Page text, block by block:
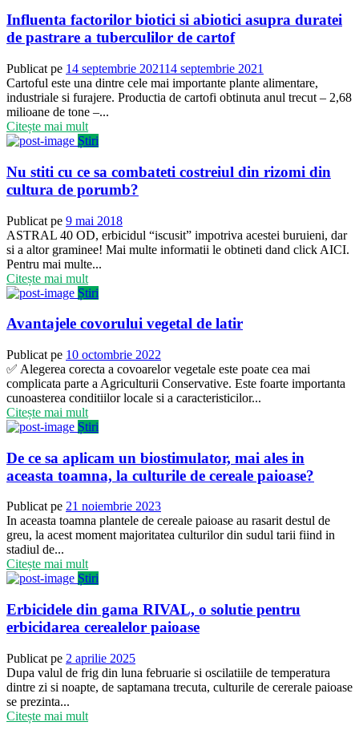
Influenta factorilor biotici si abiotici asupra duratei
de pastrare a tuberculilor de cartof
Publicat pe 14 septembrie 202114 septembrie 2021
Cartoful este una dintre cele mai importante plante alimentare,
industriale si furajere. Productia de cartofi obtinuta anul trecut – 2,68
milioane de tone –...
Citește mai mult
Știri
Nu stiti cu ce sa combateti costreiul din rizomi din
cultura de porumb?
Publicat pe 9 mai 2018
ASTRAL 40 OD, erbicidul “iscusit” impotriva acestei buruieni, dar
si a altor graminee! Mai multe informatii le obtineti dand click AICI.
Pentru mai multe...
Citește mai mult
Știri
Avantajele covorului vegetal de latir
Publicat pe 10 octombrie 2022
✅ Alegerea corecta a covoarelor vegetale este poate cea mai
complicata parte a Agriculturii Conservative. Este foarte importanta
cunoasterea conditiilor locale si a caracteristicilor...
Citește mai mult
Știri
De ce sa aplicam un biostimulator, mai ales in
aceasta toamna, la culturile de cereale paioase?
Publicat pe 21 noiembrie 2023
In aceasta toamna plantele de cereale paioase au rasarit destul de
greu, la acest moment majoritatea culturilor din sudul tarii fiind in
stadiul de...
Citește mai mult
Știri
Erbicidele din gama RIVAL, o solutie pentru
erbicidarea cerealelor paioase
Publicat pe 2 aprilie 2025
Dupa valul de frig din luna februarie si oscilatiile de temperatura
dintre zi si noapte, de saptamana trecuta, culturile de cererale paioase
se prezinta...
Citește mai mult